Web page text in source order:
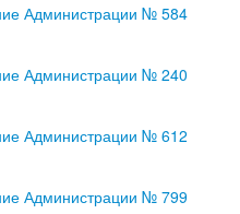
Администрации № 584
Администрации № 240
Администрации № 612
Администрации № 799